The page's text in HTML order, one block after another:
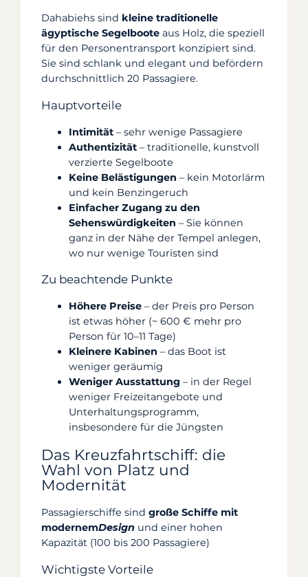
Dahabiehs sind kleine traditionelle
ägyptische Segelboote aus Holz, die speziell
für den Personentransport konzipiert sind.
Sie sind schlank und elegant und befördern
durchschnittlich 20 Passagiere.
Hauptvorteile
Intimität – sehr wenige Passagiere
Authentizität – traditionelle, kunstvoll
verzierte Segelboote
Keine Belästigungen – kein Motorlärm
und kein Benzingeruch
Einfacher Zugang zu den
Sehenswürdigkeiten – Sie können
ganz in der Nähe der Tempel anlegen,
wo nur wenige Touristen sind
Zu beachtende Punkte
Höhere Preise – der Preis pro Person
ist etwas höher (~ 600 € mehr pro
Person für 10–11 Tage)
Kleinere Kabinen – das Boot ist
weniger geräumig
Weniger Ausstattung – in der Regel
weniger Freizeitangebote und
Unterhaltungsprogramm,
insbesondere für die Jüngsten
Das Kreuzfahrtschiff: die
Wahl von Platz und
Modernität
Passagierschiffe sind große Schiffe mit
modernemDesign und einer hohen
Kapazität (100 bis 200 Passagiere)
Wichtigste Vorteile